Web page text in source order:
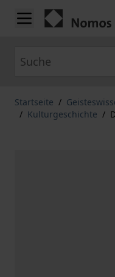
Zum Inhalt springen
Startseite /
/ Kulturgeschichte /